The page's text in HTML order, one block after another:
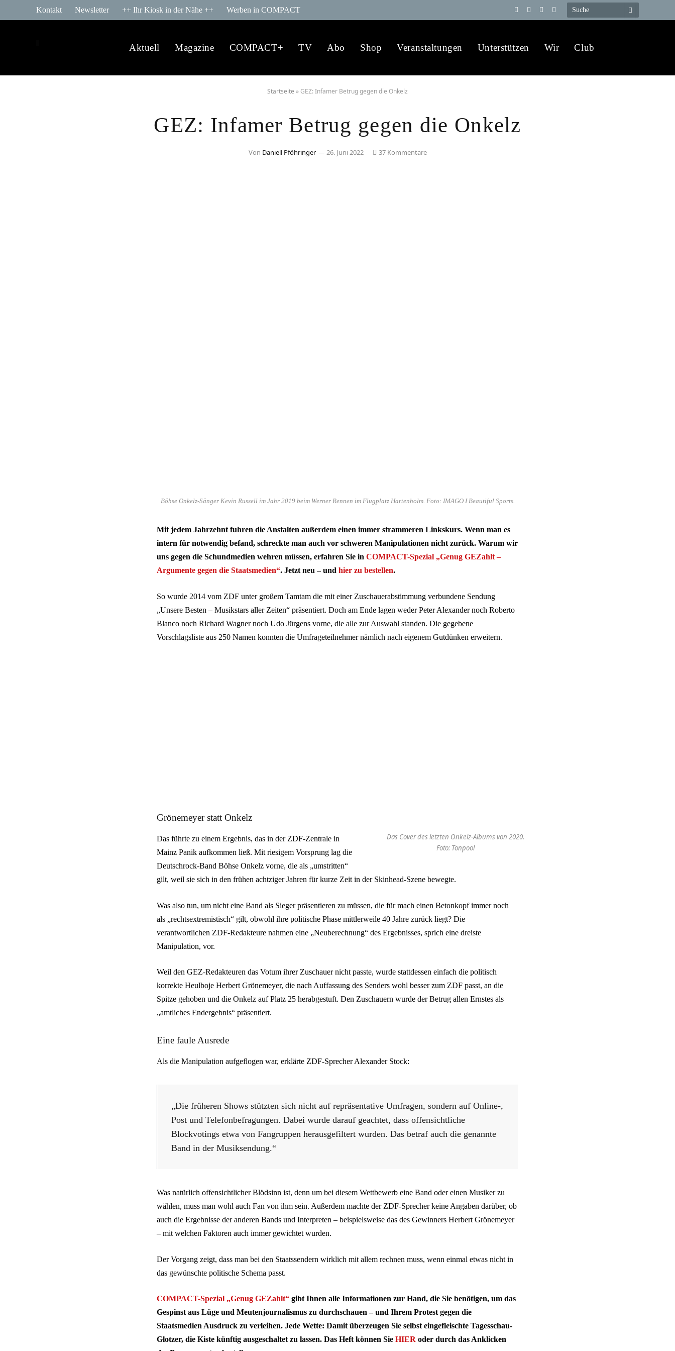
Kontakt Newsletter ++ Ihr Kiosk in der Nähe ++ Werben in COMPACT
Telegram
YouTube
X
WhatsApp
Aktuell Magazine COMPACT+ TV Abo Shop Veranstaltungen Unterstützen Wir Club
Startseite »GEZ: Infamer Betrug gegen die Onkelz
GEZ: Infamer Betrug gegen die Onkelz
Von Daniell Pföhringer 26. Juni 2022 37 Kommentare
Böhse Onkelz-Sänger Kevin Russell im Jahr 2019 beim Werner Rennen im Flugplatz Hartenholm. Foto: IMAGO I Beautiful Sports.
Mit jedem Jahrzehnt fuhren die Anstalten außerdem einen immer strammeren Linkskurs. Wenn man es
intern für notwendig befand, schreckte man auch vor schweren Manipulationen nicht zurück. Warum wir
uns gegen die Schundmedien wehren müssen, erfahren Sie in COMPACT-Spezial „Genug GEZahlt –
Argumente gegen die Staatsmedien“. Jetzt neu – und hier zu bestellen.
So wurde 2014 vom ZDF unter großem Tamtam die mit einer Zuschauerabstimmung verbundene Sendung
„Unsere Besten – Musikstars aller Zeiten“ präsentiert. Doch am Ende lagen weder Peter Alexander noch Roberto
Blanco noch Richard Wagner noch Udo Jürgens vorne, die alle zur Auswahl standen. Die gegebene
Vorschlagsliste aus 250 Namen konnten die Umfrageteilnehmer nämlich nach eigenem Gutdünken erweitern.
Das Cover des letzten Onkelz-Albums von 2020.
Foto: Tonpool
Grönemeyer statt Onkelz
Das führte zu einem Ergebnis, das in der ZDF-Zentrale in
Mainz Panik aufkommen ließ. Mit riesigem Vorsprung lag die
Deutschrock-Band Böhse Onkelz vorne, die als „umstritten“
gilt, weil sie sich in den frühen achtziger Jahren für kurze Zeit in der Skinhead-Szene bewegte.
Was also tun, um nicht eine Band als Sieger präsentieren zu müssen, die für mach einen Betonkopf immer noch
als „rechtsextremistisch“ gilt, obwohl ihre politische Phase mittlerweile 40 Jahre zurück liegt? Die
verantwortlichen ZDF-Redakteure nahmen eine „Neuberechnung“ des Ergebnisses, sprich eine dreiste
Manipulation, vor.
Weil den GEZ-Redakteuren das Votum ihrer Zuschauer nicht passte, wurde stattdessen einfach die politisch
korrekte Heulboje Herbert Grönemeyer, die nach Auffassung des Senders wohl besser zum ZDF passt, an die
Spitze gehoben und die Onkelz auf Platz 25 herabgestuft. Den Zuschauern wurde der Betrug allen Ernstes als
„amtliches Endergebnis“ präsentiert.
Eine faule Ausrede
Als die Manipulation aufgeflogen war, erklärte ZDF-Sprecher Alexander Stock:
„Die früheren Shows stützten sich nicht auf repräsentative Umfragen, sondern auf Online-,
Post und Telefonbefragungen. Dabei wurde darauf geachtet, dass offensichtliche
Blockvotings etwa von Fangruppen herausgefiltert wurden. Das betraf auch die genannte
Band in der Musiksendung.“
Was natürlich offensichtlicher Blödsinn ist, denn um bei diesem Wettbewerb eine Band oder einen Musiker zu
wählen, muss man wohl auch Fan von ihm sein. Außerdem machte der ZDF-Sprecher keine Angaben darüber, ob
auch die Ergebnisse der anderen Bands und Interpreten – beispielsweise das des Gewinners Herbert Grönemeyer
– mit welchen Faktoren auch immer gewichtet wurden.
Der Vorgang zeigt, dass man bei den Staatssendern wirklich mit allem rechnen muss, wenn einmal etwas nicht in
das gewünschte politische Schema passt.
COMPACT-Spezial „Genug GEZahlt“ gibt Ihnen alle Informationen zur Hand, die Sie benötigen, um das
Gespinst aus Lüge und Meutenjournalismus zu durchschauen – und Ihrem Protest gegen die
Staatsmedien Ausdruck zu verleihen. Jede Wette: Damit überzeugen Sie selbst eingefleischte Tagesschau-
Glotzer, die Kiste künftig ausgeschaltet zu lassen. Das Heft können Sie HIER oder durch das Anklicken